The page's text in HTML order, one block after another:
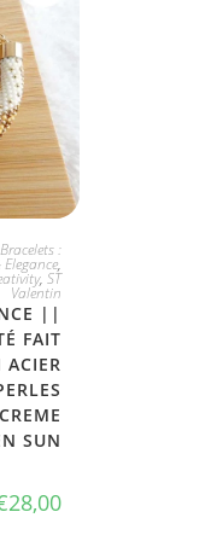
Bracelets :
Elegance,
, ST
Valentin
||
FAIT
SUN
28,00